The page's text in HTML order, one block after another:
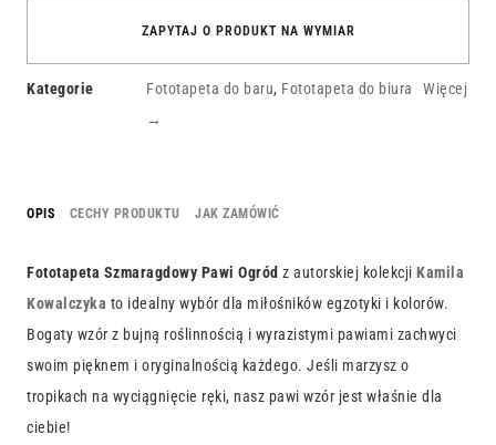
OPIS CECHY PRODUKTU JAK ZAMÓWIĆ
Fototapeta Szmaragdowy Pawi Ogród z autorskiej kolekcji Kamila
Kowalczyka to idealny wybór dla miłośników egzotyki i kolorów.
Bogaty wzór z bujną roślinnością i wyrazistymi pawiami zachwyci
swoim pięknem i oryginalnością każdego. Jeśli marzysz o
tropikach na wyciągnięcie ręki, nasz pawi wzór jest właśnie dla
ciebie!
ZAPYTAJ O PRODUKT NA WYMIAR
Kategorie Fototapeta do baru, Fototapeta do biura
Więcej
→